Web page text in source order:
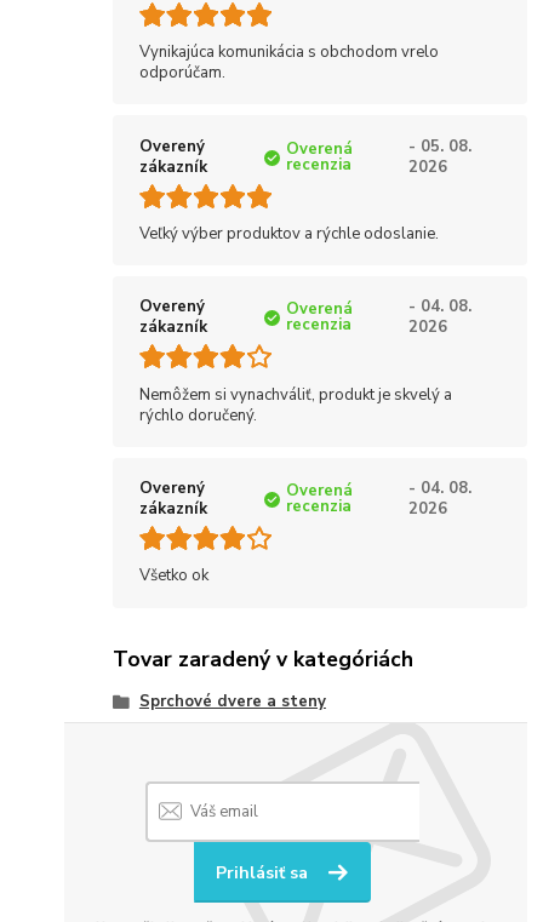
Vynikajúca komunikácia s obchodom vrelo
odporúčam.
Overený
zákazník
Overená
recenzia
- 05. 08.
2026
Veľký výber produktov a rýchle odoslanie.
Overený
zákazník
Overená
recenzia
- 04. 08.
2026
Nemôžem si vynachváliť, produkt je skvelý a
rýchlo doručený.
Overený
zákazník
Overená
recenzia
- 04. 08.
2026
Všetko ok
Tovar zaradený v kategóriách
Sprchové dvere a steny
Prihlásiť sa